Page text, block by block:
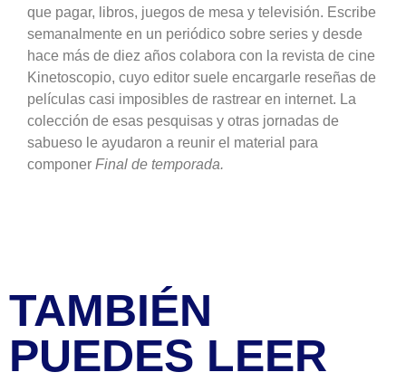
que pagar, libros, juegos de mesa y televisión. Escribe
semanalmente en un periódico sobre series y desde
hace más de diez años colabora con la revista de cine
Kinetoscopio, cuyo editor suele encargarle reseñas de
películas casi imposibles de rastrear en internet. La
colección de esas pesquisas y otras jornadas de
sabueso le ayudaron a reunir el material para
componer Final de temporada.
TAMBIÉN
PUEDES LEER